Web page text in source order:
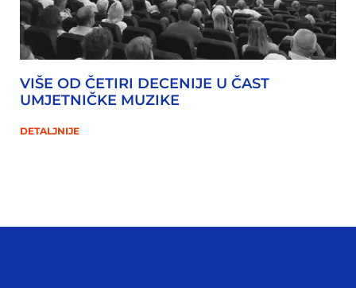
VIŠE OD ČETIRI DECENIJE U ČAST
UMJETNIČKE MUZIKE
DETALJNIJE